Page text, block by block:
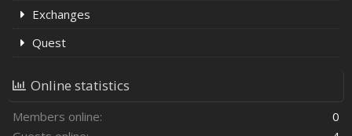
Exchanges
Quest
Online statistics
Members online
0